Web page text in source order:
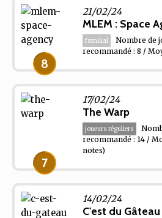
8
21/02/24
MLEM : Space
familial
Nombre de
recommandé : 8 /
7
17/02/24
The Warp
joueurs réguliers
recommandé : 14 /
notes)
14/02/24
C'est du Gâteau